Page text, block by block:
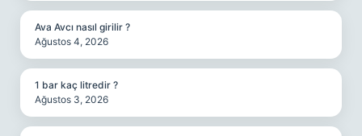
Ava Avcı nasıl girilir ?
Ağustos 4, 2026
1 bar kaç litredir ?
Ağustos 3, 2026